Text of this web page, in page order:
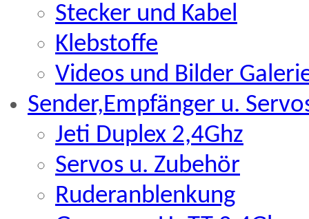
Stecker und Kabel
Klebstoffe
Videos und Bilder
Sender,Empfänger u.
Jeti Duplex 2,4Ghz
Servos u. Zubehör
Ruderanblenkung